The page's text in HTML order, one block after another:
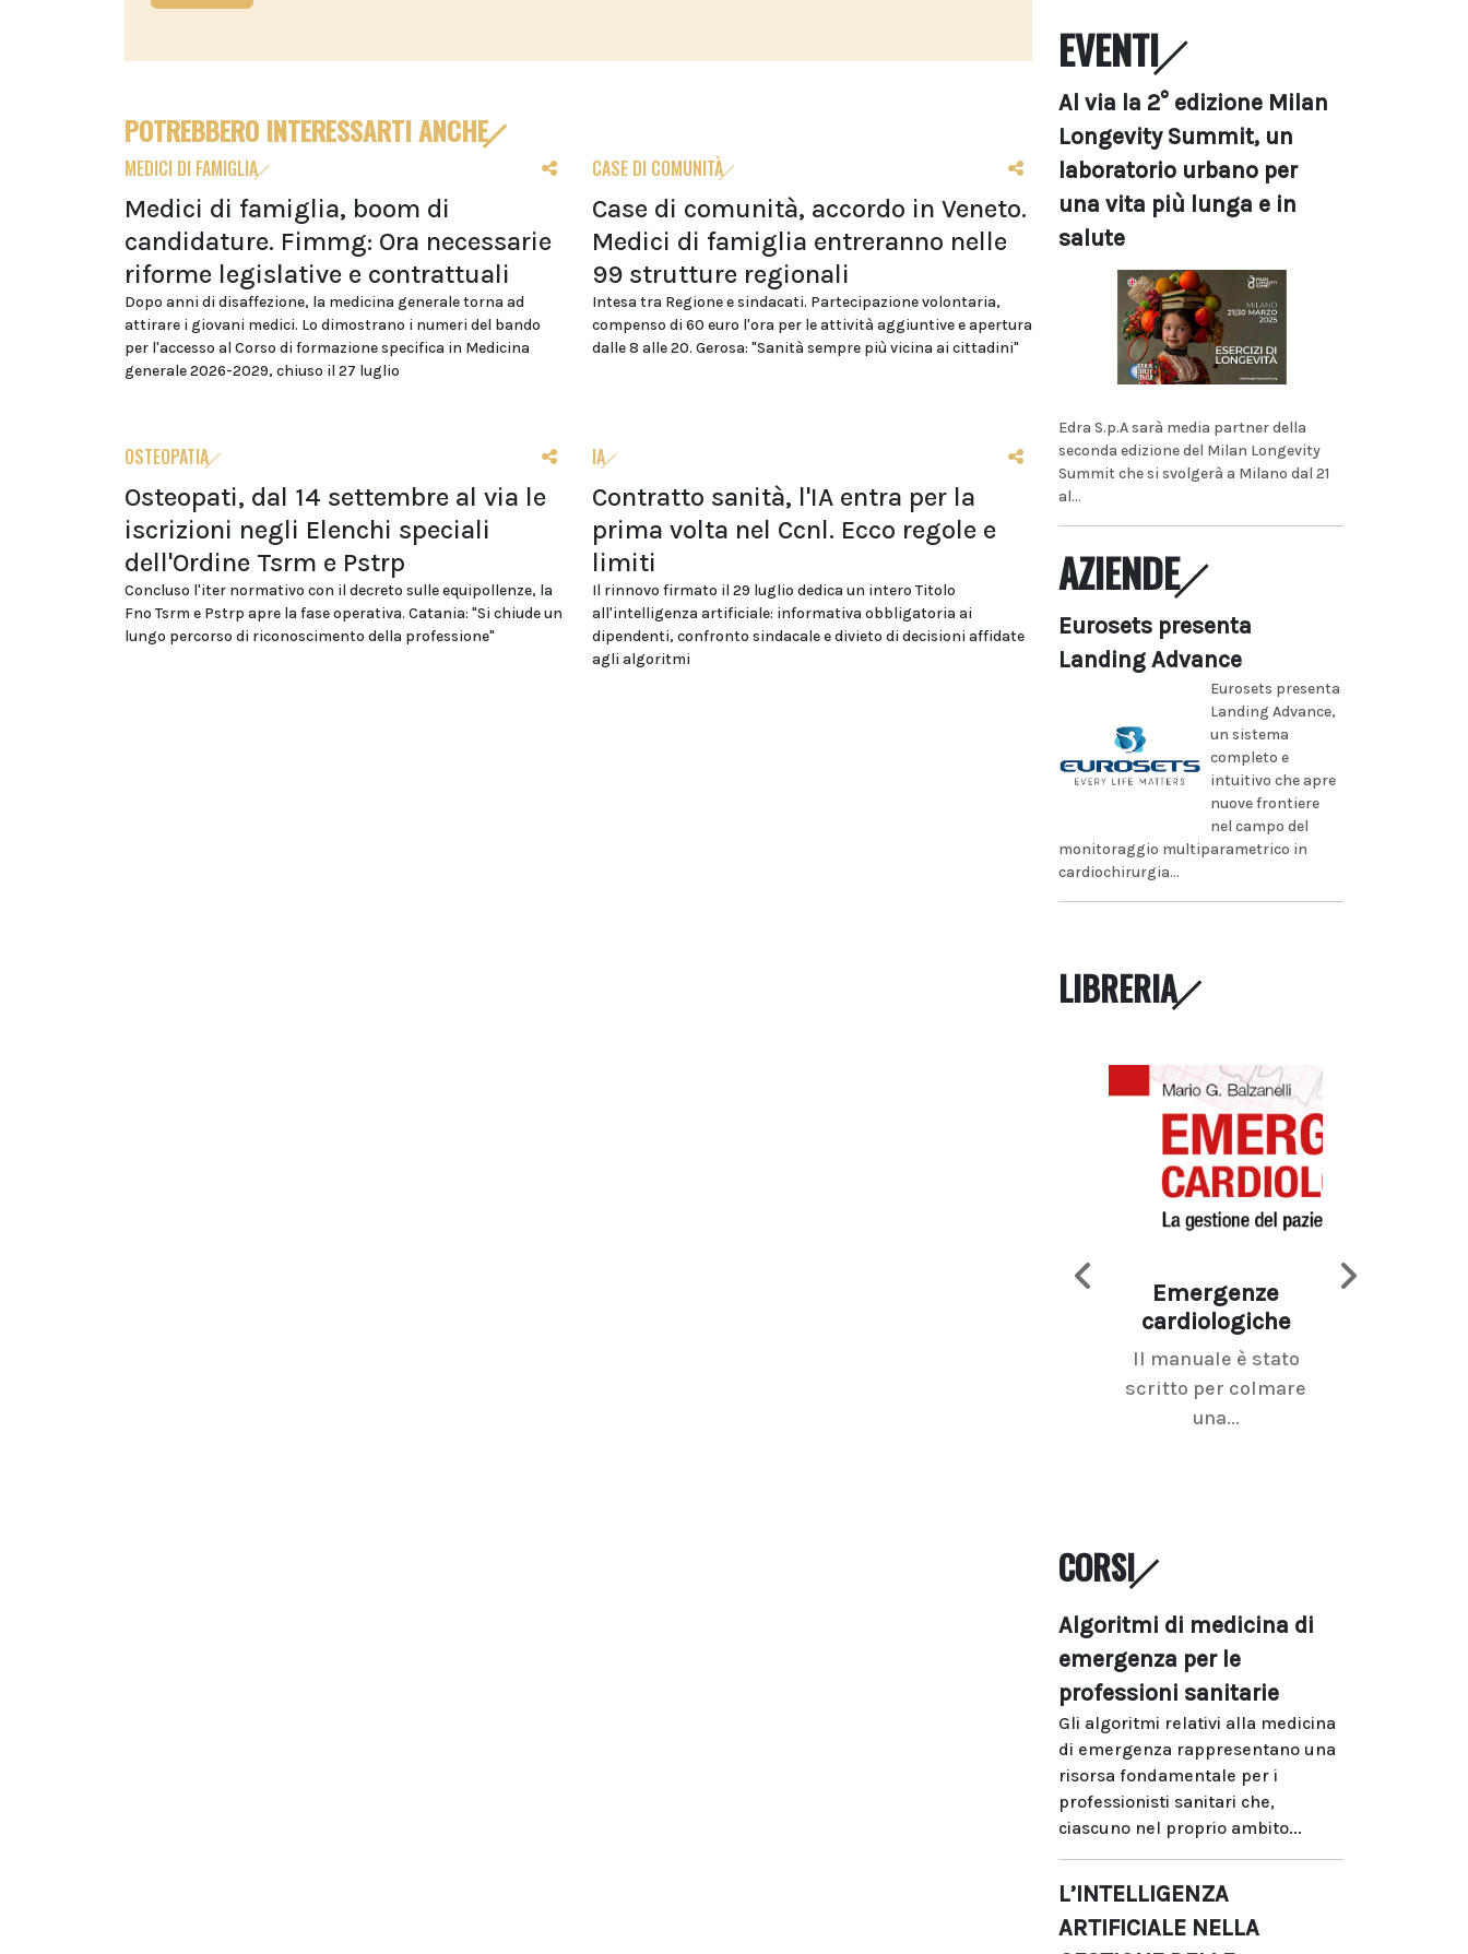
POTREBBERO INTERESSARTI ANCHE
MEDICI DI FAMIGLIA
Medici di famiglia, boom di
candidature. Fimmg: Ora necessarie
riforme legislative e contrattuali
Dopo anni di disaffezione, la medicina generale torna ad
attirare i giovani medici. Lo dimostrano i numeri del bando
per l'accesso al Corso di formazione specifica in Medicina
generale 2026-2029, chiuso il 27 luglio
CASE DI COMUNITÀ
Case di comunità, accordo in Veneto.
Medici di famiglia entreranno nelle
99 strutture regionali
Intesa tra Regione e sindacati. Partecipazione volontaria,
compenso di 60 euro l'ora per le attività aggiuntive e apertura
dalle 8 alle 20. Gerosa: "Sanità sempre più vicina ai cittadini"
OSTEOPATIA
Osteopati, dal 14 settembre al via le
iscrizioni negli Elenchi speciali
dell'Ordine Tsrm e Pstrp
Concluso l'iter normativo con il decreto sulle equipollenze, la
Fno Tsrm e Pstrp apre la fase operativa. Catania: "Si chiude un
lungo percorso di riconoscimento della professione"
IA
Contratto sanità, l'IA entra per la
prima volta nel Ccnl. Ecco regole e
limiti
Il rinnovo firmato il 29 luglio dedica un intero Titolo
all'intelligenza artificiale: informativa obbligatoria ai
dipendenti, confronto sindacale e divieto di decisioni affidate
agli algoritmi
EVENTI
Al via la 2° edizione Milan
Longevity Summit, un
laboratorio urbano per
una vita più lunga e in
salute
Edra S.p.A sarà media partner della
seconda edizione del Milan Longevity
Summit che si svolgerà a Milano dal 21
al...
AZIENDE
Eurosets presenta
Landing Advance
Eurosets presenta
Landing Advance,
un sistema
completo e
intuitivo che apre
nuove frontiere
nel campo del
monitoraggio multiparametrico in
cardiochirurgia...
LIBRERIA
Emergenze
cardiologiche
Il manuale è stato
scritto per colmare
una...
CORSI
Algoritmi di medicina di
emergenza per le
professioni sanitarie
Gli algoritmi relativi alla medicina
di emergenza rappresentano una
risorsa fondamentale per i
professionisti sanitari che,
ciascuno nel proprio ambito...
L’INTELLIGENZA
ARTIFICIALE NELLA